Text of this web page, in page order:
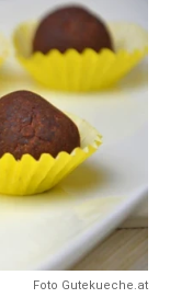
Foto Gutekueche.at